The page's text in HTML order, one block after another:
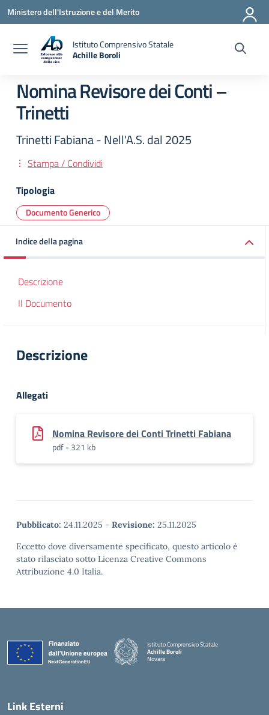
Vai ai contenuti
Vai al menu di navigazione
Vai al footer
Ministero dell'Istruzione e del Merito
Istituto Comprensivo Statale
Achille Boroli
Nomina Revisore dei Conti –
Trinetti
Trinetti Fabiana - Nell'A.S. dal 2025
Stampa / Condividi
Tipologia
Documento Generico
Indice della pagina
Descrizione
Il Documento
Descrizione
Allegati
Nomina Revisore dei Conti Trinetti Fabiana
pdf - 321 kb
Pubblicato: 24.11.2025 - Revisione: 25.11.2025
Eccetto dove diversamente specificato, questo articolo è
stato rilasciato sotto Licenza Creative Commons
Attribuzione 4.0 Italia.
Istituto Comprensivo Statale
Achille Boroli
Novara
Link Esterni